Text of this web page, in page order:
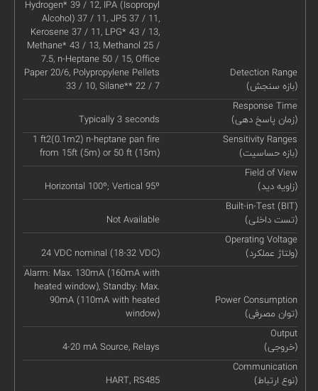
Detection Range
(بازه سنجش)
Hydrogen* 39 / 12, IPA (Isopropyl
Alcohol) 37 / 11, JP5 37 / 11,
Kerosene 37 / 11, LPG* 43 / 13,
Methane* 43 / 13, Methanol 25 /
7.5, n-Heptane 50 / 15, Office
Paper 20/6, Polypropylene Pellets
33 / 10, Silane** 22 / 7
Response Time
(زمان پاسخ دهی)
Typically 3 seconds
Sensitivity Ranges
(بازه حساسیت)
1 ft2(0.1m2) n-heptane pan fire
from 15ft (5m) or 50 ft (15m)
Field of View
(زاویه دید)
Horizontal 100º; Vertical 95º
Built-in-Test (BIT)
(تست داخلی)
Not Available
Operating Voltage
(ولتاژ عملکرد)
24 VDC nominal (18-32 VDC)
Power Consumption
(توان مصرفی)
Alarm: Max. 130mA (160mA with
heated window), Standby: Max.
90mA (110mA with heated
window)
Output
(خروجی)
4-20 mA Source, Relays
Communication
(نوع ارتباط)
HART, RS485